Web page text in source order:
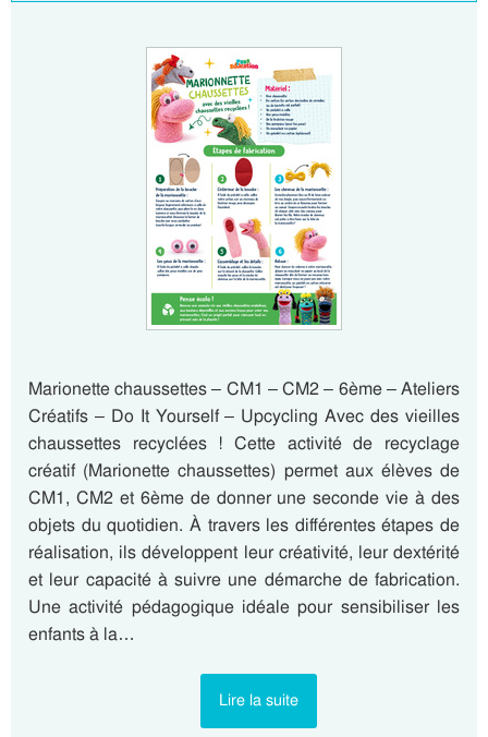
Marionette chaussettes – CM1 – CM2 – 6ème – Ateliers
Créatifs – Do It Yourself – Upcycling Avec des vieilles
chaussettes recyclées ! Cette activité de recyclage
créatif (Marionette chaussettes) permet aux élèves de
CM1, CM2 et 6ème de donner une seconde vie à des
objets du quotidien. À travers les différentes étapes de
réalisation, ils développent leur créativité, leur dextérité
et leur capacité à suivre une démarche de fabrication.
Une activité pédagogique idéale pour sensibiliser les
enfants à la…
Lire la suite